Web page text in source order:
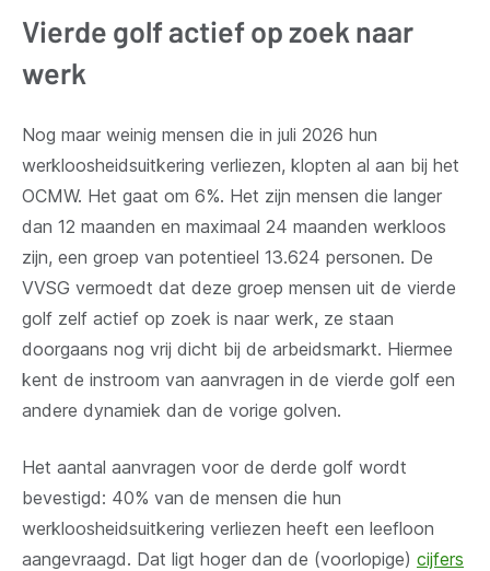
Vierde golf actief op zoek naar
werk
Nog maar weinig mensen die in juli 2026 hun
werkloosheidsuitkering verliezen, klopten al aan bij het
OCMW. Het gaat om 6%. Het zijn mensen die langer
dan 12 maanden en maximaal 24 maanden werkloos
zijn, een groep van potentieel 13.624 personen. De
VVSG vermoedt dat deze groep mensen uit de vierde
golf zelf actief op zoek is naar werk, ze staan
doorgaans nog vrij dicht bij de arbeidsmarkt. Hiermee
kent de instroom van aanvragen in de vierde golf een
andere dynamiek dan de vorige golven.
Het aantal aanvragen voor de derde golf wordt
bevestigd: 40% van de mensen die hun
werkloosheidsuitkering verliezen heeft een leefloon
aangevraagd. Dat ligt hoger dan de (voorlopige) cijfers